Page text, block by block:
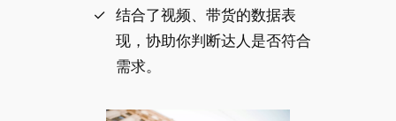
结合了视频、带货的数据表
现，协助你判断达人是否符合
需求。